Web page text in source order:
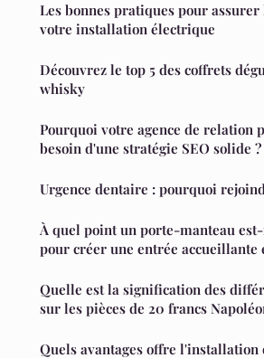
Les bonnes pratiques pour
votre installation électrique
Découvrez le top 5 des coffrets
whisky
Pourquoi votre agence de relation
besoin d'une stratégie SEO solide ?
Urgence dentaire : pourquoi
À quel point un porte-manteau
pour créer une entrée accueillante
Quelle est la signification des
sur les pièces de 20 francs
Quels avantages offre l'installation